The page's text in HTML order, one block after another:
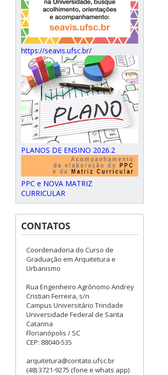
https://seavis.ufsc.br/
PLANOS DE ENSINO 2026.2
PPC e NOVA MATRIZ
CURRICULAR
CONTATOS
Coordenadoria do Curso de
Graduação em Arquitetura e
Urbanismo
Rua Engenheiro Agrônomo Andrey
Cristian Ferreira, s/n
Campus Universitário Trindade
Universidade Federal de Santa
Catarina
Florianópolis / SC
CEP: 88040-535
arquitetura@contato.ufsc.br
(48) 3721-9275 (fone e whats app)